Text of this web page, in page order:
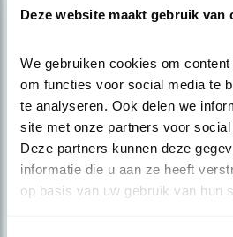
Deze website maakt gebruik van
We gebruiken cookies om
om functies voor social media te
te analyseren. Ook delen we
site met onze partners voor
Deze partners kunnen deze
informatie die u aan ze heeft
op basis van uw gebruik van hun
Tip
Wie is de wulp?